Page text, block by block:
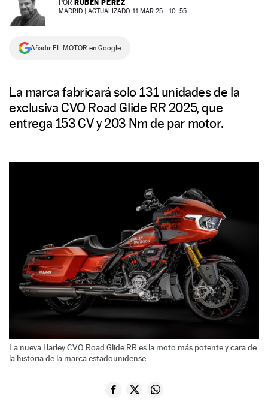
NEWSLETTER
SÍGUENOS
POR RUBÉN PÉREZ
MADRID | ACTUALIZADO 11 MAR 25 - 10: 55
Añadir EL MOTOR en Google
La marca fabricará solo 131 unidades de la
exclusiva CVO Road Glide RR 2025, que
entrega 153 CV y 203 Nm de par motor.
La nueva Harley CVO Road Glide RR es la moto más potente y cara de
la historia de la marca estadounidense.